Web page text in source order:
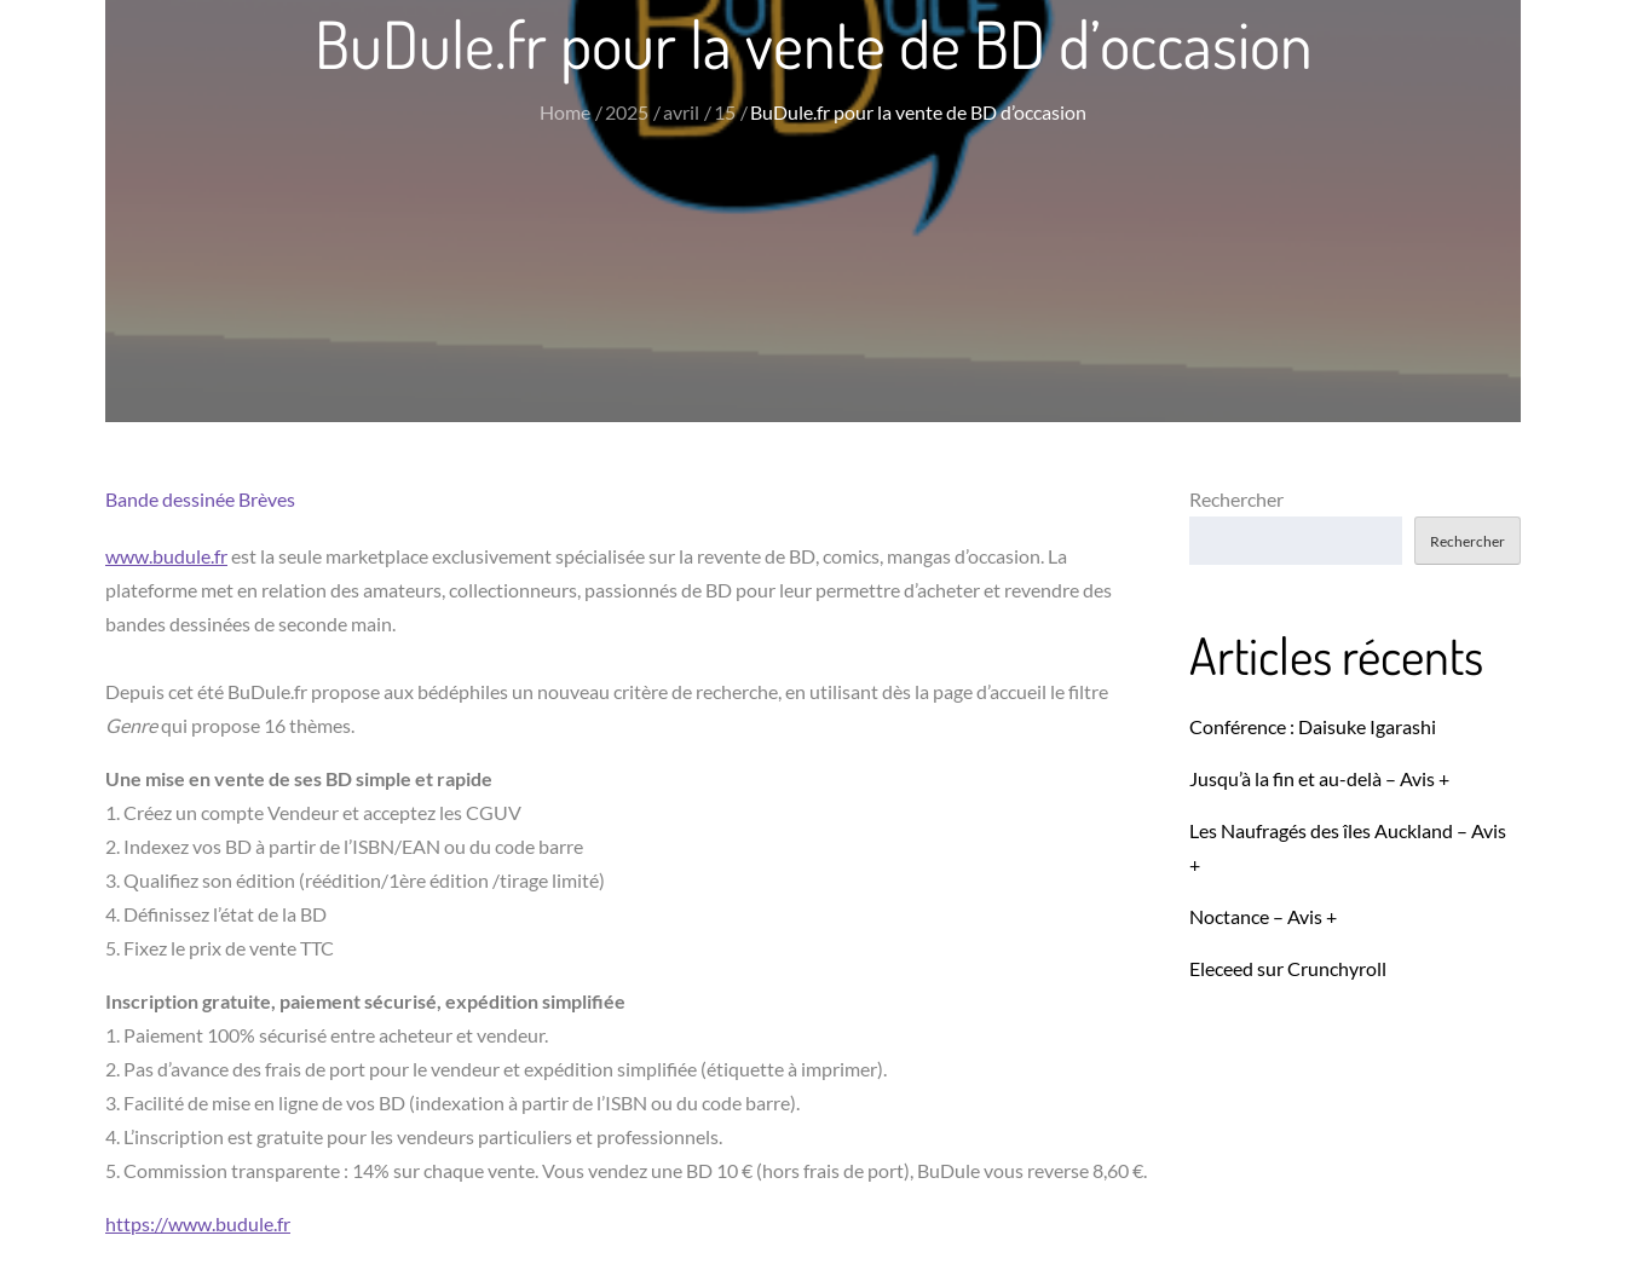
BuDule.fr pour la vente de BD d’occasion
Home 2025 avril 15 BuDule.fr pour la vente de BD d’occasion
Bande dessinée Brèves
www.budule.frest la seule marketplace exclusivement spécialisée sur la revente de BD, comics, mangas d’occasion. La
plateforme met en relation des amateurs, collectionneurs, passionnés de BD pour leur permettre d’acheter et revendre des
bandes dessinées de seconde main.
Depuis cet été BuDule.fr propose aux bédéphiles un nouveau critère de recherche, en utilisant dès la page d’accueil le filtre
Genrequi propose 16 thèmes.
Une mise en vente de ses BD simple et rapide
1. Créez un compte Vendeur et acceptez les CGUV
2. Indexez vos BD à partir de l’ISBN/EAN ou du code barre
3. Qualifiez son édition (réédition/1ère édition /tirage limité)
4. Définissez l’état de la BD
5. Fixez le prix de vente TTC
Inscription gratuite, paiement sécurisé, expédition simplifiée
1. Paiement 100% sécurisé entre acheteur et vendeur.
2. Pas d’avance des frais de port pour le vendeur et expédition simplifiée (étiquette à imprimer).
3. Facilité de mise en ligne de vos BD (indexation à partir de l’ISBN ou du code barre).
4. L’inscription est gratuite pour les vendeurs particuliers et professionnels.
5. Commission transparente : 14% sur chaque vente. Vous vendez une BD 10 € (hors frais de port), BuDule vous reverse 8,60 €.
https://www.budule.fr
Rechercher
Rechercher
Articles récents
Conférence : Daisuke Igarashi
Jusqu’à la fin et au-delà – Avis +
Les Naufragés des îles Auckland – Avis
+
Noctance – Avis +
Eleceed sur Crunchyroll